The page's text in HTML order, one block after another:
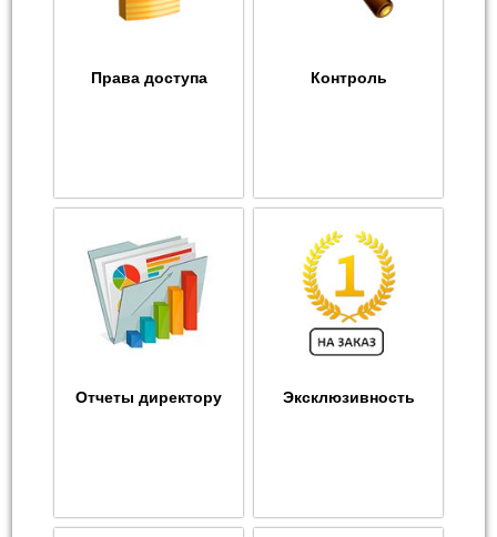
Права доступа Контроль
Отчеты директору Эксклюзивность